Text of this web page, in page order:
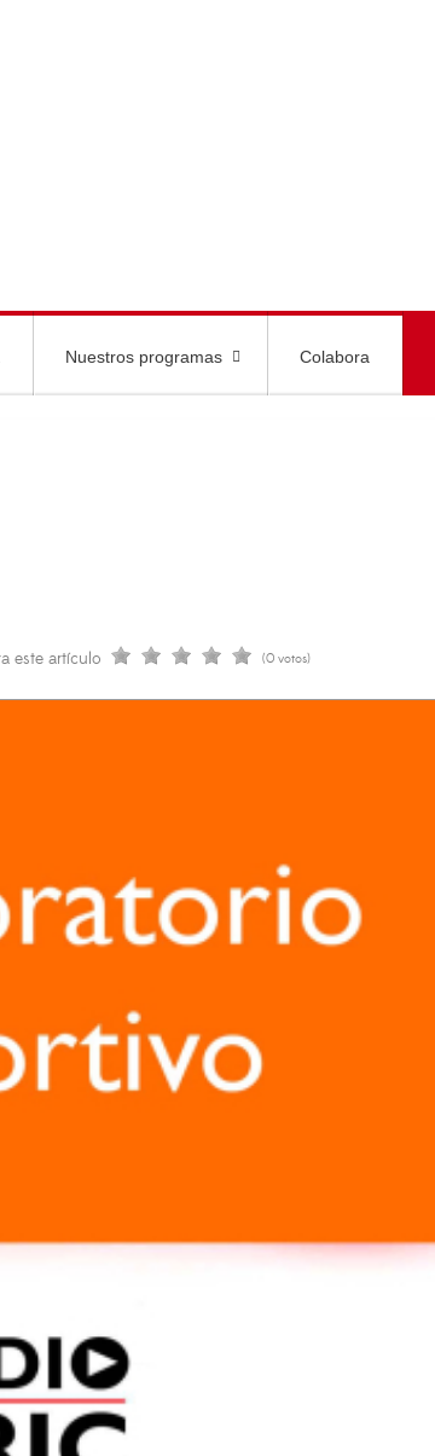
Nuestros programas Colabora
este artículo (0 votos)